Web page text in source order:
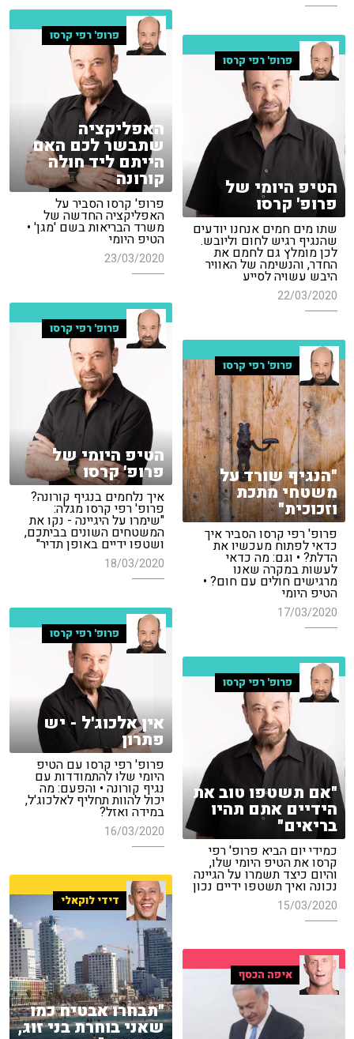
פרופ' רפי קרסו
האפליקציה
שתבשר לכם האם
הייתם ליד חולה
קורונה
פרופ' קרסו הסביר על
האפליקציה החדשה של
משרד הבריאות בשם 'מגן' •
הטיפ היומי
23/03/2020
פרופ' רפי קרסו
הטיפ היומי של
פרופ' קרסו
שתו מים חמים אנחנו יודעים
שהנגיף רגיש לחום וליובש.
לכן מומלץ גם לחמם את
החדר, והנשימה של האוויר
היבש עשויה לסייע
22/03/2020
פרופ' רפי קרסו
הטיפ היומי של
פרופ' קרסו
איך נלחמים בנגיף קורונה?
פרופ' רפי קרסו מגלה:
"שימרו על היגיינה - נקו את
המשטחים השונים בביתכם,
ושטפו ידיים באופן תדיר"
18/03/2020
פרופ' רפי קרסו
"הנגיף שורד על
משטחי מתכת
וזכוכית"
פרופ' רפי קרסו הסביר איך
כדאי לפתוח מעכשיו את
הדלת? • וגם: מה כדאי
לעשות במקרה שאנו
מרגישים חולים עם חום? •
הטיפ היומי
17/03/2020
פרופ' רפי קרסו
אין אלכוג'ל - יש
פתרון
פרופ' רפי קרסו עם הטיפ
היומי שלו להתמודדות עם
נגיף קורונה • והפעם: מה
יכול להוות תחליף לאלכוג'ל,
במידה ואזל?
16/03/2020
פרופ' רפי קרסו
"אם תשטפו טוב את
הידיים אתם תהיו
בריאים"
כמידי יום הביא פרופ' רפי
קרסו את הטיפ היומי שלו,
והיום כיצד תשמרו על הגיינה
נכונה ואיך תשטפו ידיים נכון
15/03/2020 דידי לוקאלי
"תבחרו אבטיח כמו
שאני בוחרת בני זוג,
איפה הכסף